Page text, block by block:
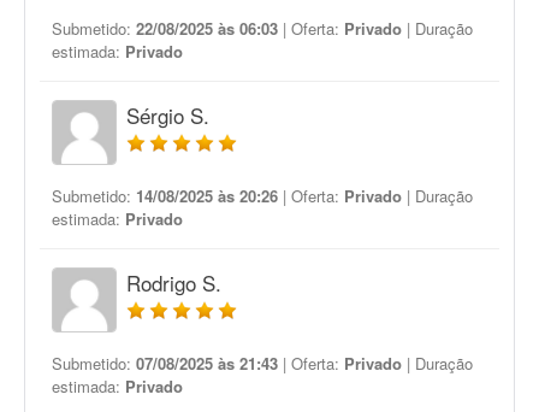
Submetido: 22/08/2025 às 06:03 | Oferta: Privado | Duração
estimada: Privado
Sérgio S.
Submetido: 14/08/2025 às 20:26 | Oferta: Privado | Duração
estimada: Privado
Rodrigo S.
Submetido: 07/08/2025 às 21:43 | Oferta: Privado | Duração
estimada: Privado